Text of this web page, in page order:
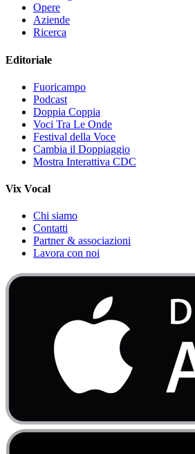
Opere
Aziende
Ricerca
Editoriale
Fuoricampo
Podcast
Doppia Coppia
Voci Tra Le Onde
Festival della Voce
Cambia il Doppiaggio
Mostra Interattiva CDC
Vix Vocal
Chi siamo
Contatti
Partner & associazioni
Lavora con noi